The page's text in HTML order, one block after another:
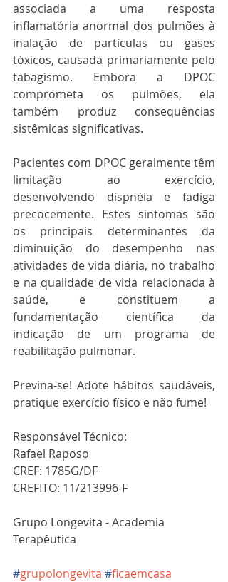
associada a uma resposta
inflamatória anormal dos pulmões à
inalação de partículas ou gases
tóxicos, causada primariamente pelo
tabagismo. Embora a DPOC
comprometa os pulmões, ela
também produz consequências
sistêmicas significativas.
Pacientes com DPOC geralmente têm
limitação ao exercício,
desenvolvendo dispnéia e fadiga
precocemente. Estes sintomas são
os principais determinantes da
diminuição do desempenho nas
atividades de vida diária, no trabalho
e na qualidade de vida relacionada à
saúde, e constituem a
fundamentação científica da
indicação de um programa de
reabilitação pulmonar.
Previna-se! Adote hábitos saudáveis,
pratique exercício físico e não fume!
Responsável Técnico:
Rafael Raposo
CREF: 1785G/DF
CREFITO: 11/213996-F
Grupo Longevita - Academia
Terapêutica
#grupolongevita #ficaemcasa